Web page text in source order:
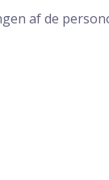
af de